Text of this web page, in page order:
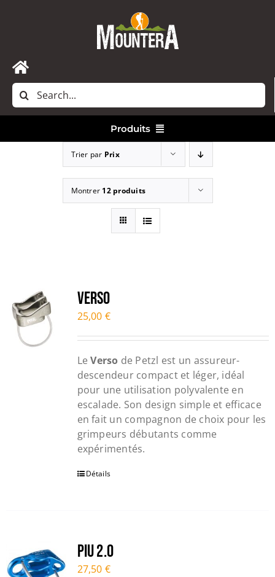
Toggle
Navigation
Accueil
Rechercher:
Produits
Randonnée
Escalade / Alpinisme
Bons Plans
Trier par Prix
Montrer 12 produits
Verso
25,00 €
LeVerso de Petzl est un assureur-
descendeur compact et léger, idéal
pour une utilisation polyvalente en
escalade. Son design simple et efficace
en fait un compagnon de choix pour les
grimpeurs débutants comme
expérimentés.
Détails
Piu 2.0
27,50 €